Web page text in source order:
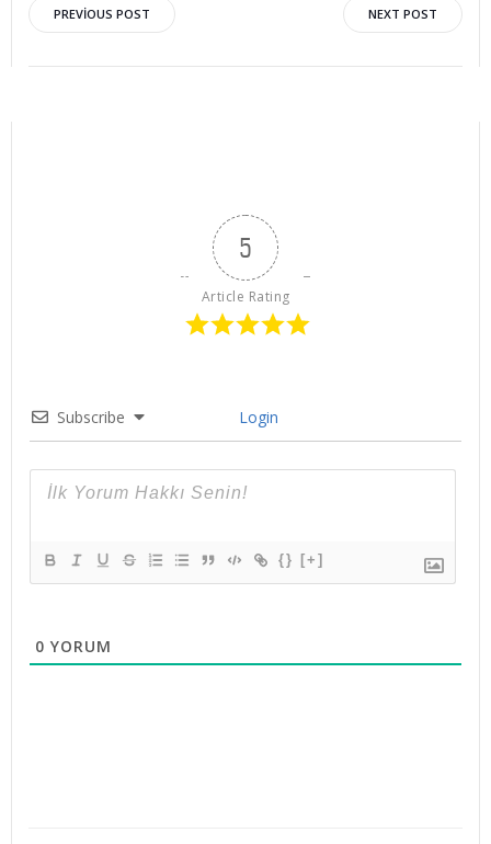
Post
navigation
PREVIOUS POST
navigation
NEXT POST
5
Article Rating
Subscribe Login
{} [+]
0 YORUM